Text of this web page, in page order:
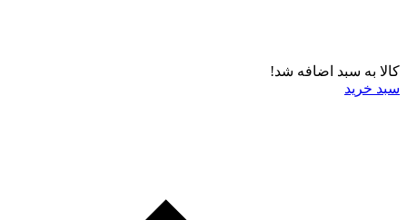
کالا به سبد اضافه شد!
سبد خرید